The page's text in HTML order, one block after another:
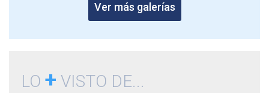
Ver más galerías
LO + VISTO DE...